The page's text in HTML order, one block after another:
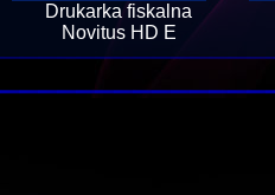
Drukarka fiskalna
Novitus HD E